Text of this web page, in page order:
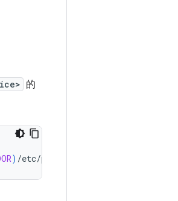
的
) /etc/permissions